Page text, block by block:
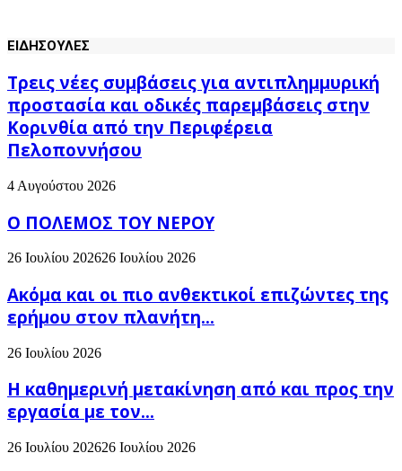
ΕΙΔΗΣΟΥΛΕΣ
Τρεις νέες συμβάσεις για αντιπλημμυρική
προστασία και οδικές παρεμβάσεις στην
Κορινθία από την Περιφέρεια
Πελοποννήσου
4 Αυγούστου 2026
Ο ΠΟΛΕΜΟΣ ΤΟΥ ΝΕΡΟΥ
26 Ιουλίου 202626 Ιουλίου 2026
Ακόμα και οι πιο ανθεκτικοί επιζώντες της
ερήμου στον πλανήτη...
26 Ιουλίου 2026
H καθημερινή μετακίνηση από και προς την
εργασία με τον...
26 Ιουλίου 202626 Ιουλίου 2026